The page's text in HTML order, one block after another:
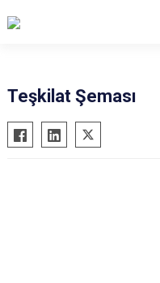
Teşkilat Şeması